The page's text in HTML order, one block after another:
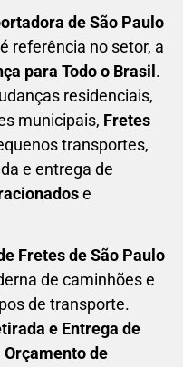
de São Paulo
referência no setor, a
para Todo o Brasil.
residenciais,
municipais, Fretes
transportes,
e entrega de
e
Fretesde São Paulo
de caminhões e
de transporte.
e Entrega de
Orçamento de